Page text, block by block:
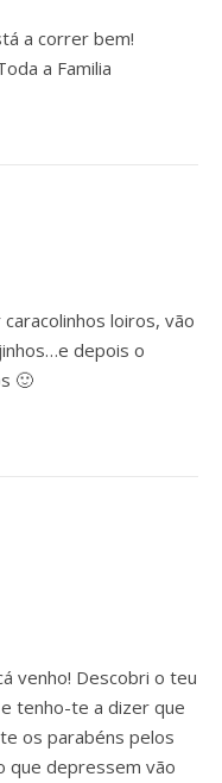
a correr bem!
a Familia
loiros, vão
depois o
🙂
venho! Descobri o teu
tenho-te a dizer que
os parabéns pelos
que depressem vão